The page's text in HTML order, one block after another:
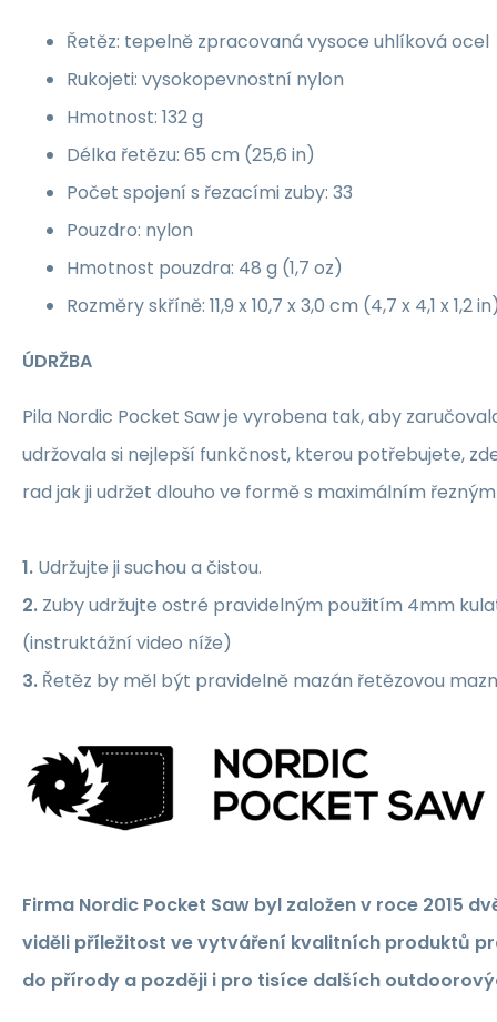
Řetěz: tepelně zpracovaná vysoce uhlíková ocel
Rukojeti: vysokopevnostní nylon
Hmotnost: 132 g
Délka řetězu: 65 cm (25,6 in)
Počet spojení s řezacími zuby: 33
Pouzdro: nylon
Hmotnost pouzdra: 48 g (1,7 oz)
Rozměry skříně: 11,9 x 10,7 x 3,0 cm (4,7 x 4,1 x 1,2
ÚDRŽBA
Pila Nordic Pocket Saw je vyrobena tak, aby
udržovala si nejlepší funkčnost, kterou potřebujete,
rad jak ji udržet dlouho ve formě s maximálním
1. Udržujte ji suchou a čistou.
2. Zuby udržujte ostré pravidelným použitím 4mm
(instruktážní video níže)
3. Řetěz by měl být pravidelně mazán řetězovou
Firma Nordic Pocket Saw byl založen v roce 2015
viděli příležitost ve vytváření kvalitních produktů
do přírody a později i pro tisíce dalších